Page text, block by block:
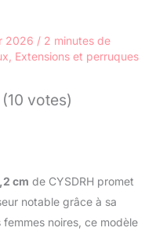
2026 / 2 minutes de
Extensions et perruques
votes)
cm de CYSDRH promet
notable grâce à sa
femmes noires, ce modèle